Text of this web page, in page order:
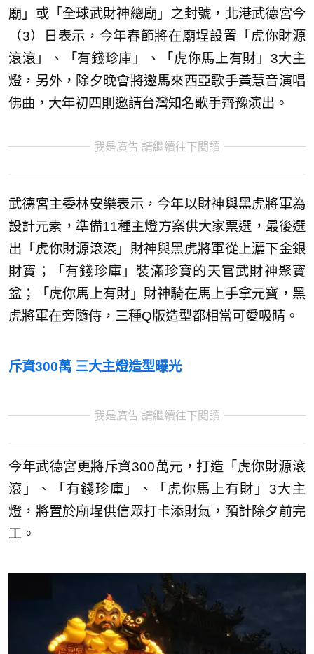
廟」或「全球武財神總廟」之封號，北港武德宮今
（3）日表示，今年春節將在廟埕設置「虎你財源
滾滾」、「有錢珍庫」、「虎你馬上有財」3大主
燈，另外，除夕晚會將邀馬來西亞歌手黃慧音演唱
佛曲，大年初四則邀請台灣知名歌手齊豫演出。
我是廣告 請繼續往下閱讀
武德宮主委林安樂表示，今年以財神與黑虎將軍為
設計元素，準備11種主燈方案供大家票選，最後選
出「虎你財源滾滾」財神與黑虎將軍從上灑下金銀
財寶；「有錢珍庫」裝滿珍寶的天官武財神聚寶
盆；「虎你馬上有財」財神騎在馬上手拿元寶，黑
虎將軍在旁隨侍，三種Q版造型都相當可愛吸睛。
斥資300萬 三大主燈造型曝光
我是廣告 請繼續往下閱讀
今年武德宮更將斥資300萬元，打造「虎你財源滾
滾」、「有錢珍庫」、「虎你馬上有財」3大主
燈，將置於廟埕供信眾打卡添財氣，預計除夕前完
工。